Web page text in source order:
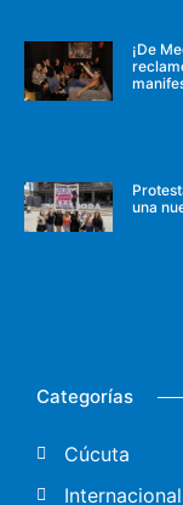
¡De
una
Categorías
Cúcuta
Internacional